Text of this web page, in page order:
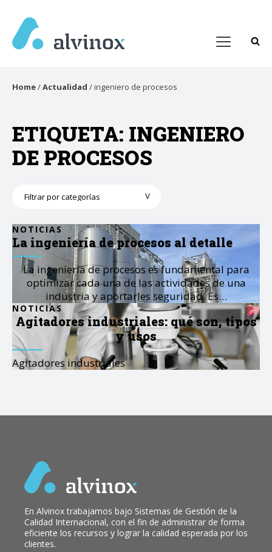
Home/Actualidad /ingeniero de procesos
ETIQUETA: INGENIERO
DE PROCESOS
Categorías
NOTICIAS
La ingeniería de procesos al detalle
La ingeniería de procesos es fundamental para
optimizar cada una de las actividades de una
industria y aportarles seguridad. Es…
NOTICIAS
Agitadores industriales: qué son, tipos
y usos
Agitadores industriales
En Alvinox trabajamos bajo Sistemas de Gestión de la
Calidad Internacional, con el fin de administrar de forma
eficiente los recursos y lograr la calidad esperada por los
clientes.